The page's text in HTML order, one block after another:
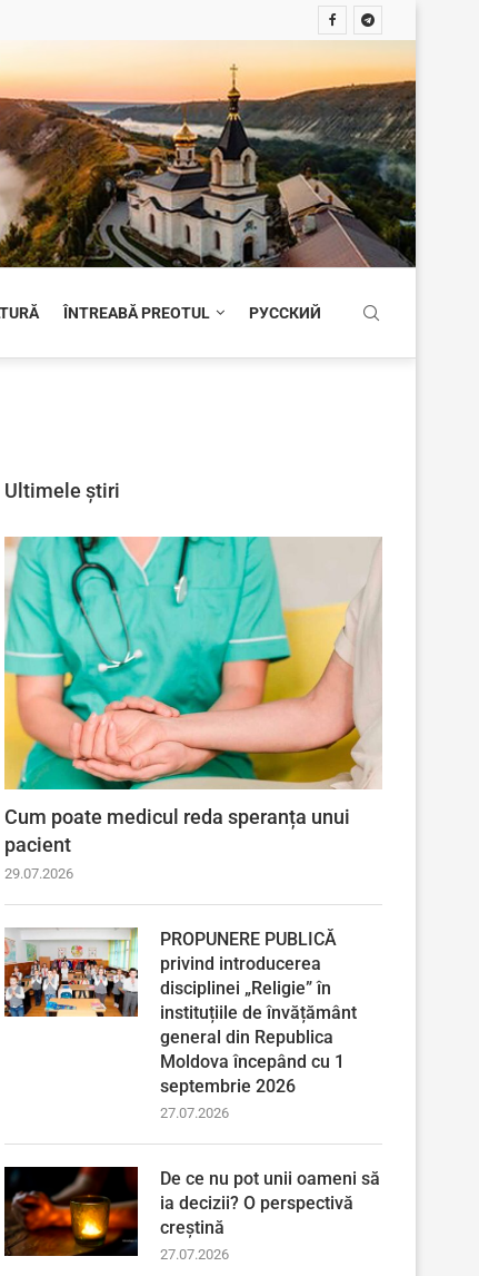
ÎNTREABĂ PREOTUL РУССКИЙ
Ultimele știri
Cum poate medicul reda speranța unui
pacient
29.07.2026
PROPUNERE PUBLICĂ
privind introducerea
disciplinei „Religie” în
instituțiile de învățământ
general din Republica
Moldova începând cu 1
septembrie 2026
27.07.2026
De ce nu pot unii oameni să
ia decizii? O perspectivă
creștină
27.07.2026